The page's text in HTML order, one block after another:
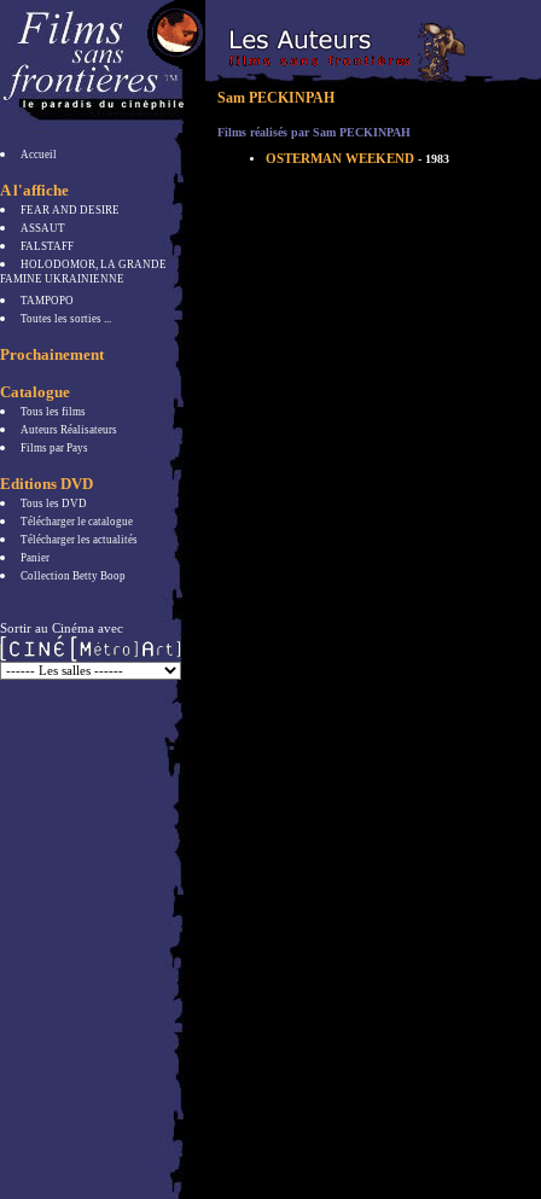
Accueil
A l'affiche
FEAR AND DESIRE
ASSAUT
FALSTAFF
HOLODOMOR, LA GRANDE
FAMINE UKRAINIENNE
TAMPOPO
Toutes les sorties ...
Prochainement
Catalogue
Tous les films
Auteurs Réalisateurs
Films par Pays
Editions DVD
Tous les DVD
Télécharger le catalogue
Télécharger les actualités
Panier
Collection Betty Boop
Sortir au Cinéma avec
Sam PECKINPAH
Films réalisés par Sam PECKINPAH
OSTERMAN WEEKEND - 1983